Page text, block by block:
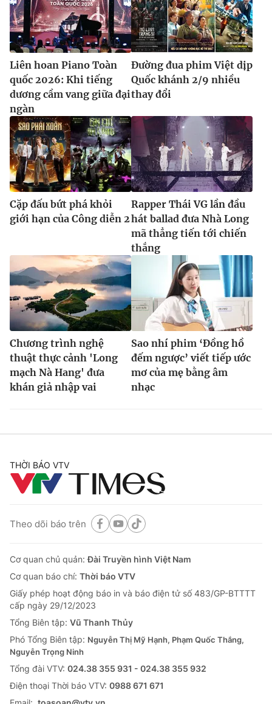
Liên hoan Piano Toàn
quốc 2026: Khi tiếng
dương cầm vang giữa đại
ngàn
Đường đua phim Việt dịp
Quốc khánh 2/9 nhiều
thay đổi
Cặp đấu bứt phá khỏi
giới hạn của Công diễn 2
Rapper Thái VG lần đầu
hát ballad đưa Nhà Long
mã thẳng tiến tới chiến
thắng
Chương trình nghệ
thuật thực cảnh 'Long
mạch Nà Hang' đưa
khán giả nhập vai
Sao nhí phim ‘Đồng hồ
đếm ngược’ viết tiếp ước
mơ của mẹ bằng âm
nhạc
THỜI BÁO VTV
Theo dõi báo trên
Cơ quan chủ quản:Đài Truyền hình Việt Nam
Cơ quan báo chí: Thời báo VTV
Giấy phép hoạt động báo in và báo điện tử số 483/GP-BTTTT
cấp ngày 29/12/2023
Tổng Biên tập: Vũ Thanh Thủy
Phó Tổng Biên tập: Nguyễn Thị Mỹ Hạnh, Phạm Quốc Thắng,
Nguyễn Trọng Ninh
Tổng đài VTV: 024.38 355 931 - 024.38 355 932
Ðiện thoại Thời báo VTV: 0988 671 671